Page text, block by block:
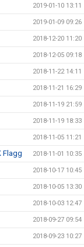
2019-01-10 13:11
2019-01-09 09:26
2018-12-20 11:20
2018-12-05 09:18
2018-11-22 14:11
2018-11-21 16:29
2018-11-19 21:59
2018-11-19 18:33
2018-11-05 11:21
Flagg 2018-11-01 10:35
2018-10-17 10:45
2018-10-05 13:30
2018-10-03 12:47
2018-09-27 09:54
2018-09-23 10:27